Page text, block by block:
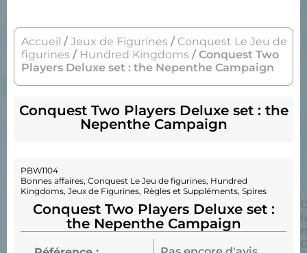
Accueil /Jeux de Figurines / Conquest Le Jeu de
figurines / Hundred Kingdoms / Conquest Two
Players Deluxe set : the Nepenthe Campaign
Conquest Two Players Deluxe set : the
Nepenthe Campaign
PBW1104
Bonnes affaires, Conquest Le Jeu de figurines, Hundred
Kingdoms, Jeux de Figurines, Règles et Suppléments, Spires
Conquest Two Players Deluxe set :
the Nepenthe Campaign